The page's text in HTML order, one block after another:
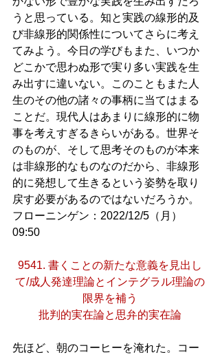
うと思っている。知と実践の線形的及
び非線形的関係性についてさらに考え
てみよう。今日の学びもまた、いつか
どこかで思わぬ形で実り多い実践を生
み出すに違いない。このこともまた人
生のその他の諸々の事柄に当てはまる
ことだ。現代人はあまりに線形的に物
事を考えすぎるきらいがある。世界そ
のものが、そして思考そのものが本来
は非線形的なものなのだから、非線形
的に発想して生きるという姿勢を取り
戻す必要があるのではないだろうか。
フローニンゲン：2022/12/5（月）
09:50
9541. 書くことの新たな意義を見出し
て/成人発達理論とインテグラル理論の
限界を補う
批判的実在論と思弁的実在論
先ほど、朝のコーヒーを淹れた。コー